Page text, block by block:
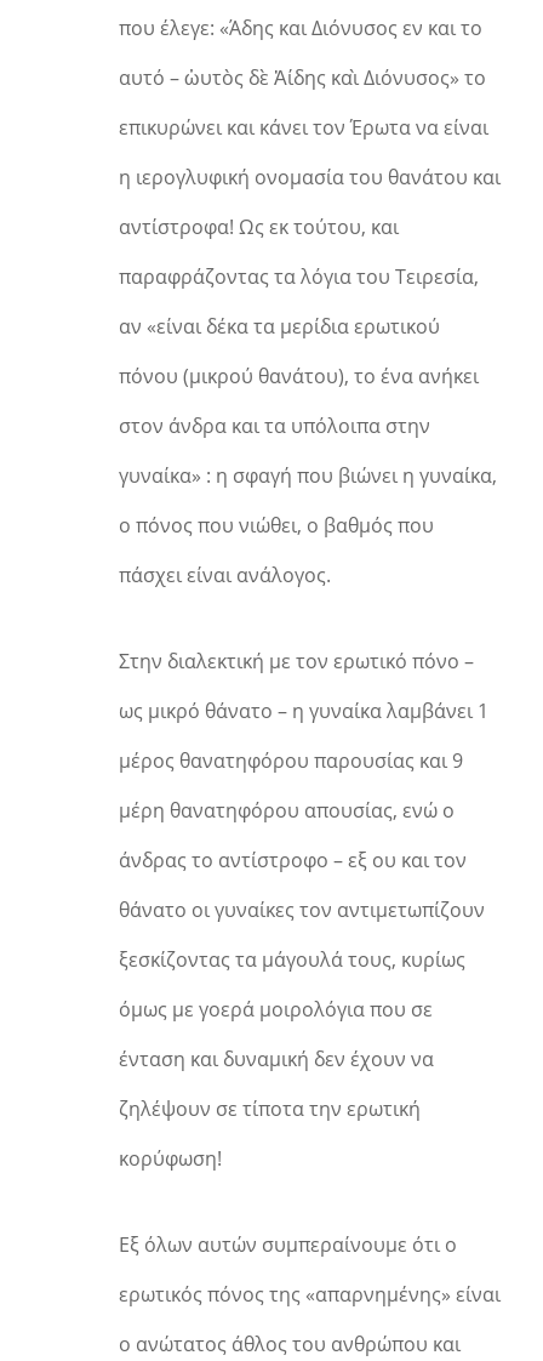
που έλεγε: «Άδης και Διόνυσος εν και το
αυτό – ὡυτὸς δὲ Ἀίδης καὶ Διόνυσος» το
επικυρώνει και κάνει τον Έρωτα να είναι
η ιερογλυφική ονομασία του θανάτου και
αντίστροφα! Ως εκ τούτου, και
παραφράζοντας τα λόγια του Τειρεσία,
αν «είναι δέκα τα μερίδια ερωτικού
πόνου (μικρού θανάτου), το ένα ανήκει
στον άνδρα και τα υπόλοιπα στην
γυναίκα» : η σφαγή που βιώνει η γυναίκα,
ο πόνος που νιώθει, ο βαθμός που
πάσχει είναι ανάλογος.
Στην διαλεκτική με τον ερωτικό πόνο –
ως μικρό θάνατο – η γυναίκα λαμβάνει 1
μέρος θανατηφόρου παρουσίας και 9
μέρη θανατηφόρου απουσίας, ενώ ο
άνδρας το αντίστροφο – εξ ου και τον
θάνατο οι γυναίκες τον αντιμετωπίζουν
ξεσκίζοντας τα μάγουλά τους, κυρίως
όμως με γοερά μοιρολόγια που σε
ένταση και δυναμική δεν έχουν να
ζηλέψουν σε τίποτα την ερωτική
κορύφωση!
Εξ όλων αυτών συμπεραίνουμε ότι ο
ερωτικός πόνος της «απαρνημένης» είναι
ο ανώτατος άθλος του ανθρώπου και